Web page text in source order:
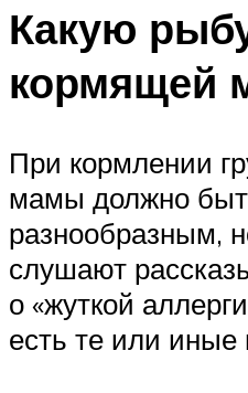
Какую
кормящей
При кормлении
мамы должно
разнообразным,
слушают
о «жуткой
есть те или иные